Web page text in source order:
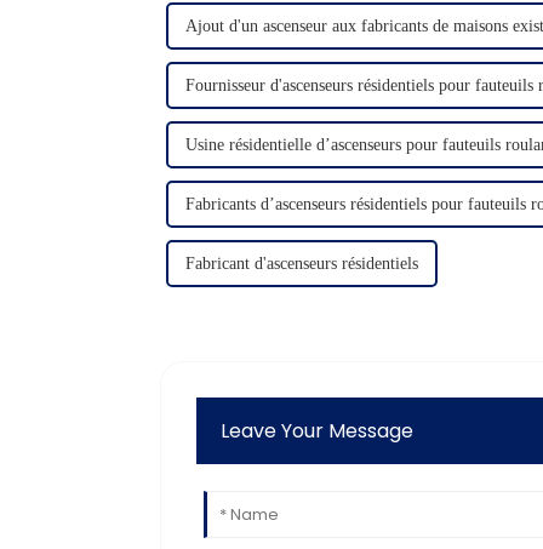
Ajout d'un ascenseur aux fabricants de maisons
Fournisseur d'ascenseurs résidentiels pour fauteuils
Usine résidentielle d’ascenseurs pour fauteuils
Fabricants d’ascenseurs résidentiels pour fauteuils
Fabricant d'ascenseurs résidentiels
Leave Your Message